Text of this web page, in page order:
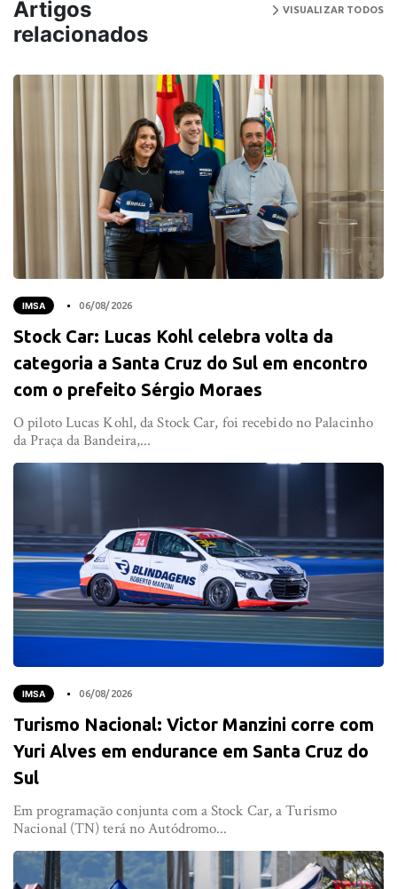
Artigos
relacionados
VISUALIZAR TODOS
IMSA 06/08/2026
Stock Car: Lucas Kohl celebra volta da
categoria a Santa Cruz do Sul em encontro
com o prefeito Sérgio Moraes
O piloto Lucas Kohl, da Stock Car, foi recebido no Palacinho
da Praça da Bandeira,...
IMSA 06/08/2026
Turismo Nacional: Victor Manzini corre com
Yuri Alves em endurance em Santa Cruz do
Sul
Em programação conjunta com a Stock Car, a Turismo
Nacional (TN) terá no Autódromo...